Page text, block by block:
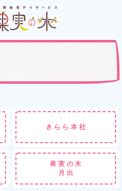
きらら本社
果実の木
月出